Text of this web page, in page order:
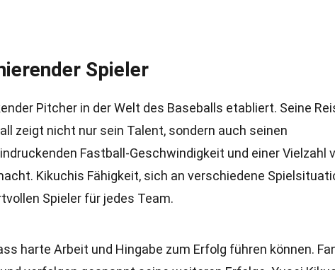
Spieler
Pitcher in der Welt des Baseballs etabliert. Seine
zeigt nicht nur sein Talent, sondern auch seinen
Fastball-Geschwindigkeit und einer Vielzahl
Kikuchis Fähigkeit, sich an verschiedene
Spieler für jedes Team.
harte Arbeit und Hingabe zum Erfolg führen können.